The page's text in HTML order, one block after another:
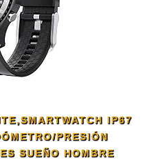
IP67
PRESIÓN
SUEÑO HOMBRE